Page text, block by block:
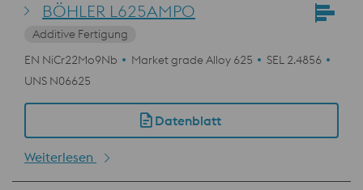
BÖHLER L625AMPO
Additive Fertigung
EN NiCr22Mo9Nb
Market grade Alloy 625
SEL 2.4856
UNS N06625
Datenblatt
Weiterlesen